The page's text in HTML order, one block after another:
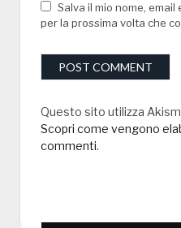
Salva il mio nome,
per la prossima volta che
Questo sito utilizza
Scopri come vengono
commenti.